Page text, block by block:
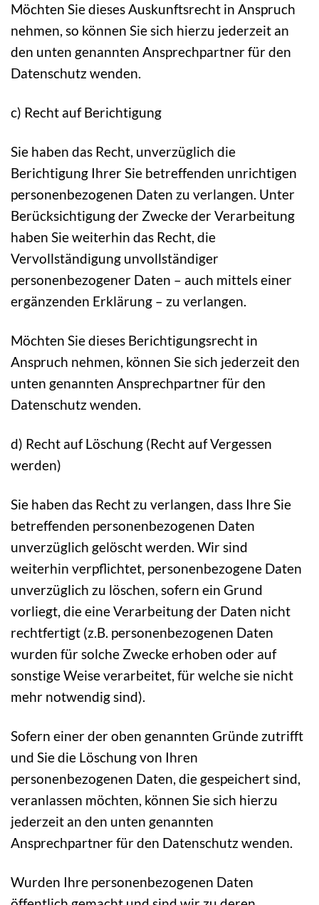
Möchten Sie dieses Auskunftsrecht in Anspruch
nehmen, so können Sie sich hierzu jederzeit an
den unten genannten Ansprechpartner für den
Datenschutz wenden.
c) Recht auf Berichtigung
Sie haben das Recht, unverzüglich die
Berichtigung Ihrer Sie betreffenden unrichtigen
personenbezogenen Daten zu verlangen. Unter
Berücksichtigung der Zwecke der Verarbeitung
haben Sie weiterhin das Recht, die
Vervollständigung unvollständiger
personenbezogener Daten – auch mittels einer
ergänzenden Erklärung – zu verlangen.
Möchten Sie dieses Berichtigungsrecht in
Anspruch nehmen, können Sie sich jederzeit den
unten genannten Ansprechpartner für den
Datenschutz wenden.
d) Recht auf Löschung (Recht auf Vergessen
werden)
Sie haben das Recht zu verlangen, dass Ihre Sie
betreffenden personenbezogenen Daten
unverzüglich gelöscht werden. Wir sind
weiterhin verpflichtet, personenbezogene Daten
unverzüglich zu löschen, sofern ein Grund
vorliegt, die eine Verarbeitung der Daten nicht
rechtfertigt (z.B. personenbezogenen Daten
wurden für solche Zwecke erhoben oder auf
sonstige Weise verarbeitet, für welche sie nicht
mehr notwendig sind).
Sofern einer der oben genannten Gründe zutrifft
und Sie die Löschung von Ihren
personenbezogenen Daten, die gespeichert sind,
veranlassen möchten, können Sie sich hierzu
jederzeit an den unten genannten
Ansprechpartner für den Datenschutz wenden.
Wurden Ihre personenbezogenen Daten